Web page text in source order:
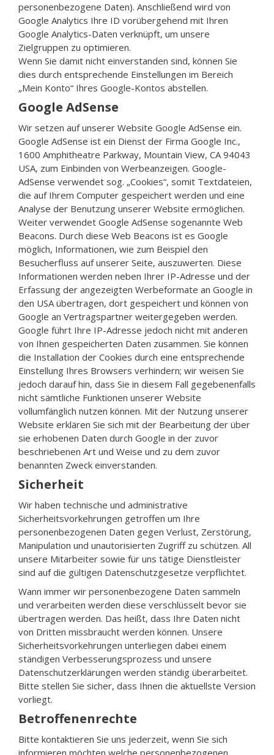
personenbezogene Daten). Anschließend wird von
Google Analytics Ihre ID vorübergehend mit Ihren
Google Analytics-Daten verknüpft, um unsere
Zielgruppen zu optimieren.
Wenn Sie damit nicht einverstanden sind, können Sie
dies durch entsprechende Einstellungen im Bereich
„Mein Konto“ Ihres Google-Kontos abstellen.
Google AdSense
Wir setzen auf unserer Website Google AdSense ein.
Google AdSense ist ein Dienst der Firma Google Inc.,
1600 Amphitheatre Parkway, Mountain View, CA 94043
USA, zum Einbinden von Werbeanzeigen. Google-
AdSense verwendet sog. „Cookies“, somit Textdateien,
die auf Ihrem Computer gespeichert werden und eine
Analyse der Benutzung unserer Website ermöglichen.
Weiter verwendet Google AdSense sogenannte Web
Beacons. Durch diese Web Beacons ist es Google
möglich, Informationen, wie zum Beispiel den
Besucherfluss auf unserer Seite, auszuwerten. Diese
Informationen werden neben Ihrer IP-Adresse und der
Erfassung der angezeigten Werbeformate an Google in
den USA übertragen, dort gespeichert und können von
Google an Vertragspartner weitergegeben werden.
Google führt Ihre IP-Adresse jedoch nicht mit anderen
von Ihnen gespeicherten Daten zusammen. Sie können
die Installation der Cookies durch eine entsprechende
Einstellung Ihres Browsers verhindern; wir weisen Sie
jedoch darauf hin, dass Sie in diesem Fall gegebenenfalls
nicht sämtliche Funktionen unserer Website
vollumfänglich nutzen können. Mit der Nutzung unserer
Website erklären Sie sich mit der Bearbeitung der über
sie erhobenen Daten durch Google in der zuvor
beschriebenen Art und Weise und zu dem zuvor
benannten Zweck einverstanden.
Sicherheit
Wir haben technische und administrative
Sicherheitsvorkehrungen getroffen um Ihre
personenbezogenen Daten gegen Verlust, Zerstörung,
Manipulation und unautorisierten Zugriff zu schützen. All
unsere Mitarbeiter sowie für uns tätige Dienstleister
sind auf die gültigen Datenschutzgesetze verpflichtet.
Wann immer wir personenbezogene Daten sammeln
und verarbeiten werden diese verschlüsselt bevor sie
übertragen werden. Das heißt, dass Ihre Daten nicht
von Dritten missbraucht werden können. Unsere
Sicherheitsvorkehrungen unterliegen dabei einem
ständigen Verbesserungsprozess und unsere
Datenschutzerklärungen werden ständig überarbeitet.
Bitte stellen Sie sicher, dass Ihnen die aktuellste Version
vorliegt.
Betroffenenrechte
Bitte kontaktieren Sie uns jederzeit, wenn Sie sich
informieren möchten welche personenbezogenen